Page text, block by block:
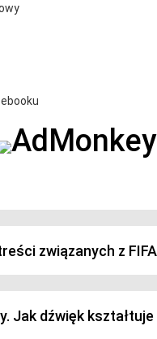
związanych z
Jak dźwięk